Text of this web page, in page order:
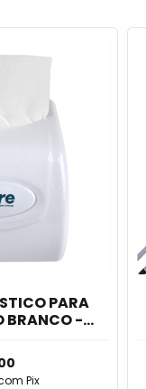
PARA
BRANCO -
Pix